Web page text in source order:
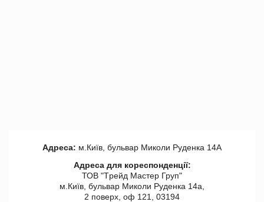
Адреса: м.Київ, бульвар Миколи Руденка 14А
Адреса для кореспонденції:
ТОВ "Tрейд Мастер Груп"
м.Київ, бульвар Миколи Руденка 14а,
2 поверх, оф 121, 03194